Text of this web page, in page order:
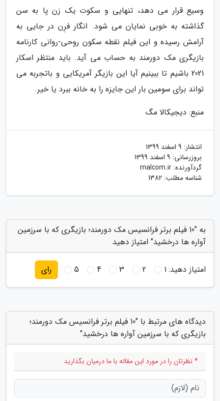
وسیع قرار می دهد، تنهایی و سکوت یک زن پا به سن
گذاشته به خوبی نمایان می شود. انگار فرِن در جایی به
آرامش رسیده و این فیلم نقطه سکون روحی-روانی کارنامه
بازیگری مک دورمند به حساب می آید. باید منتظر اسکار
2021 باشیم تا ببینیم آیا این بازیگر آمریکایی و باتجربه می
تواند برای سومین بار این جایزه را به خانه ببرد یا خیر.
منبع: دیجیکالا مگ
انتشار: 9 اسفند 1399
بروزرسانی: 9 اسفند 1399
گردآورنده: malcom.ir
شناسه مطلب: 1382
به "10 فیلم برتر فرانسیس مک دورمند؛ بازیگری که با سرزمین
آواره ها درخشید" امتیاز دهید
امتیاز دهید:1
2
3
4
5 رای
دیدگاه های مرتبط با "10 فیلم برتر فرانسیس مک دورمند؛
بازیگری که با سرزمین آواره ها درخشید"
* نظرتان را در مورد این مقاله با ما درمیان بگذارید